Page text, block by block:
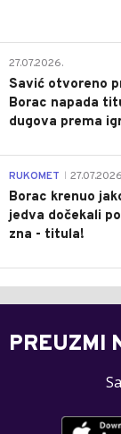
27.07.2026.
Savić otvoreno
Borac napada
dugova prema
RUKOMET
Borac krenuo
jedva dočekali
zna - titula!
PREUZMI